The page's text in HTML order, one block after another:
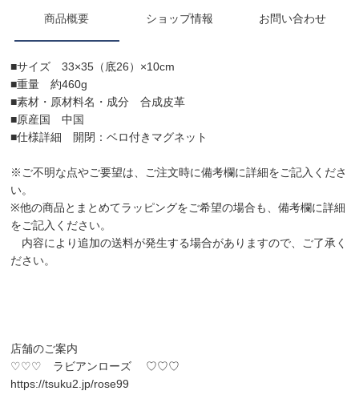
商品概要 ショップ情報 お問い合わせ
■サイズ 33×35（底26）×10cm
■重量 約460g
■素材・原材料名・成分 合成皮革
■原産国 中国
■仕様詳細 開閉：ベロ付きマグネット
※ご不明な点やご要望は、ご注文時に備考欄に詳細をご記入くださ
い。
※他の商品とまとめてラッピングをご希望の場合も、備考欄に詳細
をご記入ください。
内容により追加の送料が発生する場合がありますので、ご了承く
ださい。
店舗のご案内
♡♡♡ ラビアンローズ ♡♡♡
https://tsuku2.jp/rose99